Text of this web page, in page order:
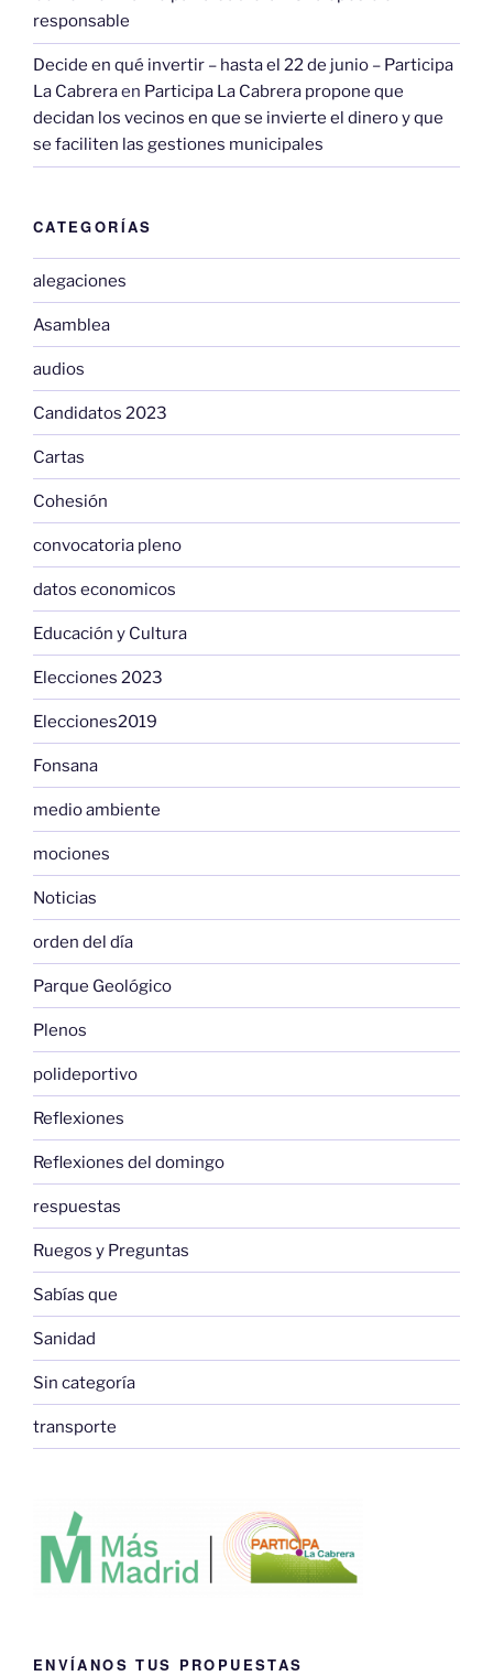
responsable
Decide en qué invertir – hasta el 22 de junio – Participa
La Cabreraen Participa La Cabrera propone que
decidan los vecinos en que se invierte el dinero y que
se faciliten las gestiones municipales
CATEGORÍAS
alegaciones
Asamblea
audios
Candidatos 2023
Cartas
Cohesión
convocatoria pleno
datos economicos
Educación y Cultura
Elecciones 2023
Elecciones2019
Fonsana
medio ambiente
mociones
Noticias
orden del día
Parque Geológico
Plenos
polideportivo
Reflexiones
Reflexiones del domingo
respuestas
Ruegos y Preguntas
Sabías que
Sanidad
Sin categoría
transporte
ENVÍANOS TUS PROPUESTAS